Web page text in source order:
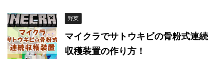
野菜
マイクラでサトウキビの骨粉式連続
収穫装置の作り方！